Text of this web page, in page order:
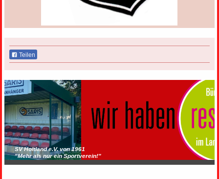
Teilen
SV Holtland e.V. von 1961
"Mehr als nur ein Sportverein!"